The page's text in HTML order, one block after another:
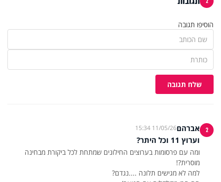
הוסיפו תגובה
שלח תגובה
2 אברהם11/05/26 15:34
וערוץ 11 וכל היתר?
ומה עם פרסומות בערוצים החילונים שמתחת לכל ביקורת מבחינה